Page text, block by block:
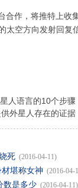
作，将推特上收
太空方向发射回复
人语言的10个步骤
外星人存在的证据
死 (2016-04-11)
堪称女神 (2016-04-
数是多少 (2016-04-11)